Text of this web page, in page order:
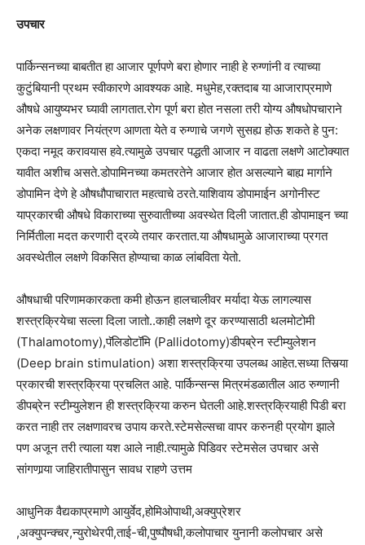
उपचार
पार्किन्सनच्या बाबतीत हा आजार पूर्णपणे बरा होणार नाही हे रुग्णांनी व त्याच्या
कुटुंबियानी प्रथम स्वीकारणे आवश्यक आहे. मधुमेह,रक्तदाब या आजाराप्रमाणे
औषधे आयुष्यभर घ्यावी लागतात.रोग पूर्ण बरा होत नसला तरी योग्य औषधोपचाराने
अनेक लक्षणावर नियंत्रण आणता येते व रुग्णाचे जगणे सुसह्य होऊ शकते हे पुन:
एकदा नमूद करावयास हवे.त्यामुळे उपचार पद्धती आजार न वाढता लक्षणे आटोक्यात
यावीत अशीच असते.डोपामिनच्या कमतरतेने आजार होत असल्याने बाह्य मार्गाने
डोपामिन देणे हे औषधौपाचारात महत्वाचे ठरते.याशिवाय डोपामाईन अगोनीस्ट
याप्रकारची औषधे विकाराच्या सुरुवातीच्या अवस्थेत दिली जातात.ही डोपामाइन च्या
निर्मितीला मदत करणारी द्रव्ये तयार करतात.या औषधामुळे आजाराच्या प्रगत
अवस्थेतील लक्षणे विकसित होण्याचा काळ लांबविता येतो.
औषधाची परिणामकारकता कमी होऊन हालचालीवर मर्यादा येऊ लागल्यास
शस्त्रक्रियेचा सल्ला दिला जातो..काही लक्षणे दूर करण्यासाठी थलमोटोमी
(Thalamotomy),पॅलिडोटॉमि (Pallidotomy)डीपब्रेन स्टीम्युलेशन
(Deep brain stimulation) अशा शस्त्रक्रिया उपलब्ध आहेत.सध्या तिसर्‍या
प्रकारची शस्त्रक्रिया प्रचलित आहे. पार्किन्सन्स मित्रमंडळातील आठ रुग्णानी
डीपब्रेन स्टीम्युलेशन ही शस्त्रक्रिया करुन घेतली आहे.शस्त्रक्रियाही पिडी बरा
करत नाही तर लक्षणावरच उपाय करते.स्टेमसेल्सचा वापर करुनही प्रयोग झाले
पण अजून तरी त्याला यश आले नाही.त्यामुळे पिडिवर स्टेमसेल उपचार असे
सांगणार्‍या जाहिरातीपासुन सावध राहणे उत्तम
आधुनिक वैद्यकाप्रमाणे आयुर्वेद,होमिओपाथी,अक्युप्रेशर
,अक्युपन्क्चर,न्युरोथेरपी,ताई-ची,पुष्पौषधी,कलोपाचार युनानी कलोपचार असे